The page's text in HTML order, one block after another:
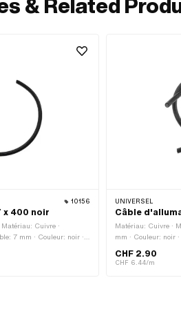
& Related
10156
x 400 noir
Cuivre ·
7 mm · Couleur: noir ·
numéro OEM: A3939 ·
UNIVERSEL
Câble
Matériau: Cuivre ·
mm · Couleur: noir
CHF 2.90
CHF 6.44/m